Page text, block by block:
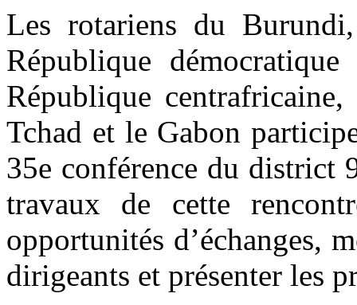
Les rotariens du
République
République
Tchad et le Gabon
35e conférence du district
travaux de cette
opportunités d’échanges,
dirigeants et présenter les